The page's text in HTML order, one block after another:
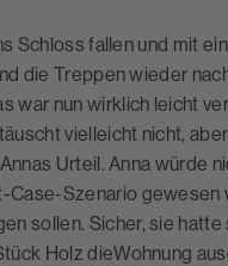
Schloss fallen und mit
die Treppen wieder
war nun wirklich leicht
vielleicht nicht,
Urteil. Anna würde
Szenario gewesen
sollen. Sicher, sie
Holz dieWohnung